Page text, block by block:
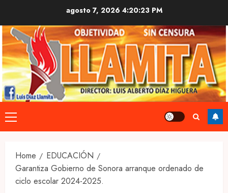
content
agosto 7, 2026 4:20:24 PM
Primary
Menu
Home
EDUCACIÓN
Garantiza Gobierno de Sonora arranque ordenado de
ciclo escolar 2024-2025.